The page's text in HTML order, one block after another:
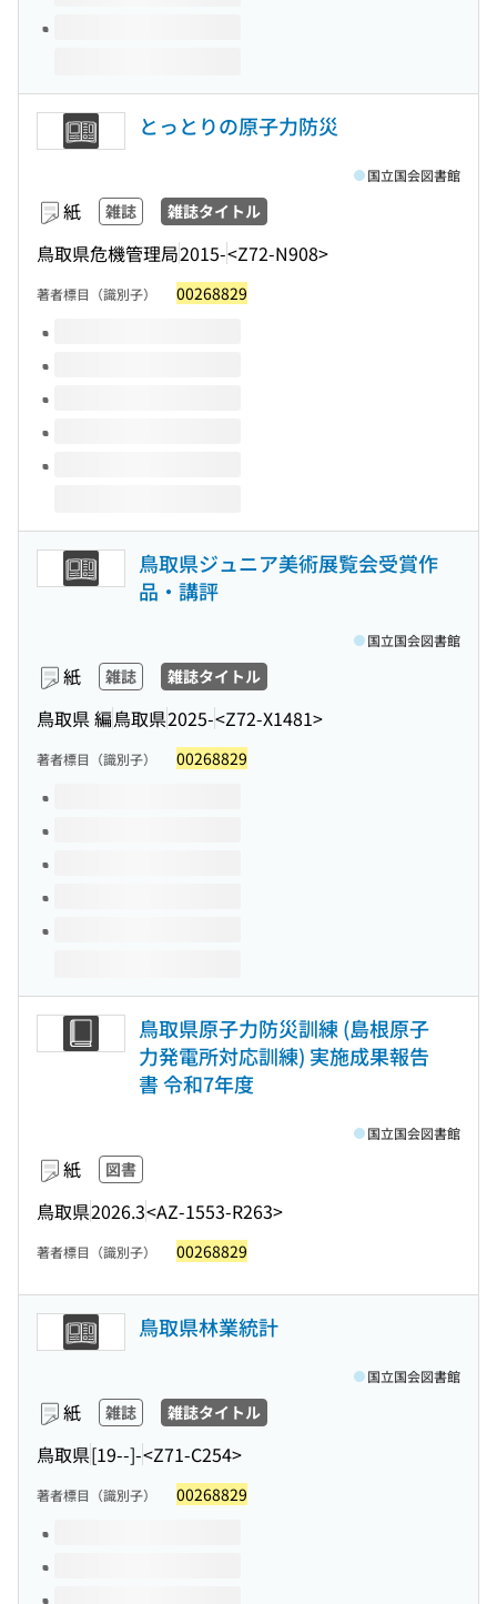
とっとりの原子力防災
紙 雑誌 雑誌タイトル
鳥取県危機管理局2015-<Z72-N908>
国立国会図書館
著者標目（識別子） 00268829
このタイトルの巻号
鳥取県ジュニア美術展覧会受賞作
品・講評
紙 雑誌 雑誌タイトル
鳥取県 編鳥取県2025-<Z72-X1481>
国立国会図書館
著者標目（識別子） 00268829
このタイトルの巻号
鳥取県原子力防災訓練 (島根原子
力発電所対応訓練) 実施成果報告
書 令和7年度
紙 図書
鳥取県2026.3<AZ-1553-R263>
国立国会図書館
著者標目（識別子） 00268829
鳥取県林業統計
紙 雑誌 雑誌タイトル
鳥取県[19--]-<Z71-C254>
国立国会図書館
著者標目（識別子） 00268829
このタイトルの巻号